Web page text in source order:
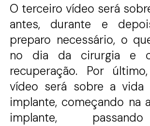
O terceiro vídeo será
antes, durante e
preparo necessário, o
no dia da cirurgia e
recuperação. Por
vídeo será sobre a vida
implante, começando na
implante,